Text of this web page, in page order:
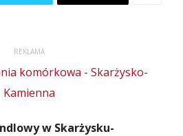
REKLAMA
w Skarżysku-